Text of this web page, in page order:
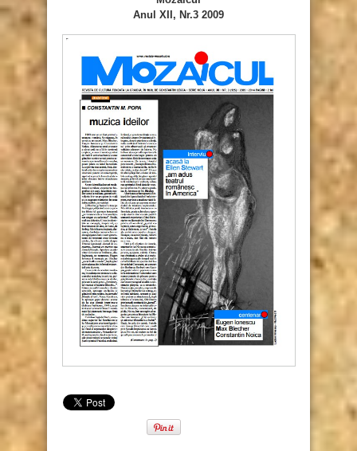
Anul XII, Nr.3 2009